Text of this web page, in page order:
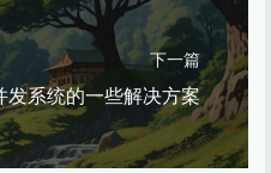
下一篇
发系统的一些解决方案